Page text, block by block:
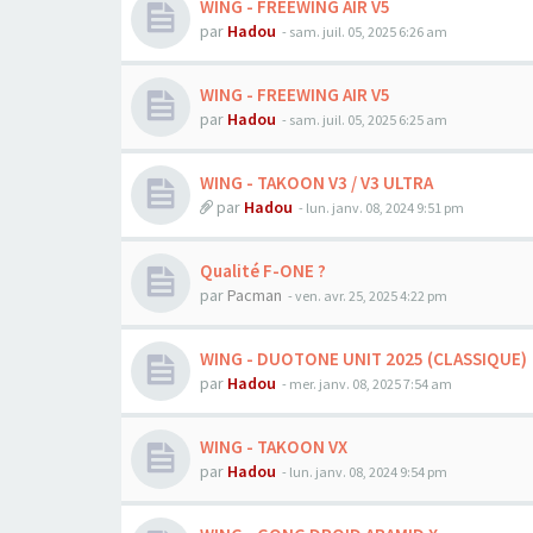
WING - FREEWING AIR V5
par Hadou - sam. juil. 05, 2025 6:26 am
WING - FREEWING AIR V5
par Hadou - sam. juil. 05, 2025 6:25 am
WING - TAKOON V3 / V3 ULTRA
par Hadou - lun. janv. 08, 2024 9:51 pm
Qualité F-ONE ?
par Pacman - ven. avr. 25, 2025 4:22 pm
WING - DUOTONE UNIT 2025 (CLASSIQUE)
par Hadou - mer. janv. 08, 2025 7:54 am
WING - TAKOON VX
par Hadou - lun. janv. 08, 2024 9:54 pm